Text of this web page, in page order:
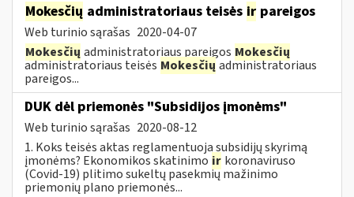
Mokesčių administratoriaus teisės ir pareigos
Web turinio sąrašas 2020-04-07
Mokesčių administratoriaus pareigos Mokesčių
administratoriaus teisės Mokesčių administratoriaus
pareigos...
DUK dėl priemonės "Subsidijos įmonėms"
Web turinio sąrašas 2020-08-12
1. Koks teisės aktas reglamentuoja subsidijų skyrimą
įmonėms? Ekonomikos skatinimo ir koronaviruso
(Covid-19) plitimo sukeltų pasekmių mažinimo
priemonių plano priemonės...